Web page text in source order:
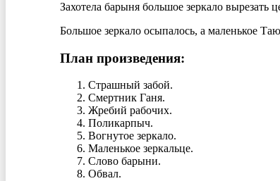
Захотела барыня большое зеркало вырезать
Большое зеркало осыпалось, а маленькое
План произведения:
Страшный забой.
Смертник Ганя.
Жребий рабочих.
Поликарпыч.
Вогнутое зеркало.
Маленькое зеркальце.
Слово барыни.
Обвал.